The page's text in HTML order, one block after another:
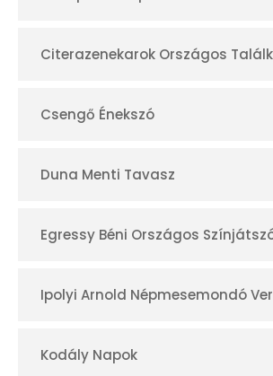
r
Citerazenekarok Országos
Csengő Énekszó
Duna Menti Tavasz
Egressy Béni Országos
Ipolyi Arnold Népmesemondó
Kodály Napok